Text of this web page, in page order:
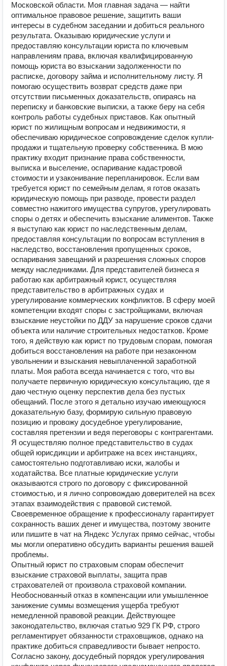
Московской области. Моя главная задача — найти
оптимальное правовое решение, защитить ваши
интересы в судебном заседании и добиться реального
результата. Оказываю юридические услуги и
предоставляю консультации юриста по ключевым
направлениям права, включая квалифицированную
помощь юриста во взыскании задолженности по
расписке, договору займа и исполнительному листу. Я
помогаю осуществить возврат средств даже при
отсутствии письменных доказательств, опираясь на
переписку и банковские выписки, а также беру на себя
контроль работы судебных приставов. Как опытный
юрист по жилищным вопросам и недвижимости, я
обеспечиваю юридическое сопровождение сделок купли-
продажи и тщательную проверку собственника. В мою
практику входит признание права собственности,
выписка и выселение, оспаривание кадастровой
стоимости и узаконивание перепланировок. Если вам
требуется юрист по семейным делам, я готов оказать
юридическую помощь при разводе, провести раздел
совместно нажитого имущества супругов, урегулировать
споры о детях и обеспечить взыскание алиментов. Также
я выступаю как юрист по наследственным делам,
предоставляя консультации по вопросам вступления в
наследство, восстановления пропущенных сроков,
оспаривания завещаний и разрешения сложных споров
между наследниками. Для представителей бизнеса я
работаю как арбитражный юрист, осуществляя
представительство в арбитражных судах и
урегулирование коммерческих конфликтов. В сферу моей
компетенции входят споры с застройщиками, включая
взыскание неустойки по ДДУ за нарушение сроков сдачи
объекта или наличие строительных недостатков. Кроме
того, я действую как юрист по трудовым спорам, помогая
добиться восстановления на работе при незаконном
увольнении и взыскания невыплаченной заработной
платы. Моя работа всегда начинается с того, что вы
получаете первичную юридическую консультацию, где я
даю честную оценку перспектив дела без пустых
обещаний. После этого я детально изучаю имеющуюся
доказательную базу, формирую сильную правовую
позицию и провожу досудебное урегулирование,
составляя претензии и ведя переговоры с контрагентами.
Я осуществляю полное представительство в судах
общей юрисдикции и арбитраже на всех инстанциях,
самостоятельно подготавливаю иски, жалобы и
ходатайства. Все платные юридические услуги
оказываются строго по договору с фиксированной
стоимостью, и я лично сопровождаю доверителей на всех
этапах взаимодействия с правовой системой.
Своевременное обращение к профессионалу гарантирует
сохранность ваших денег и имущества, поэтому звоните
или пишите в чат на Яндекс Услугах прямо сейчас, чтобы
мы могли оперативно обсудить варианты решения вашей
проблемы.
Опытный юрист по страховым спорам обеспечит
взыскание страховой выплаты, защита прав
страхователей от произвола страховой компании.
Необоснованный отказ в компенсации или умышленное
занижение суммы возмещения ущерба требуют
немедленной правовой реакции. Действующее
законодательство, включая статью 929 ГК РФ, строго
регламентирует обязанности страховщиков, однако на
практике добиться справедливости бывает непросто.
Согласно закону, досудебный порядок урегулирования